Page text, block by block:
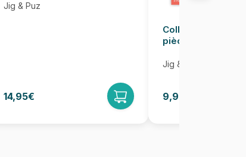
Jig & Puz
14,95€
Colle pour Puzzle
pièces
Jig & Puz
9,95€